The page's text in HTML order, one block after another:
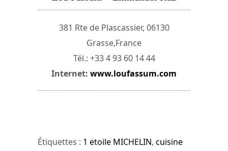
381 Rte de Plascassier, 06130
Grasse,France
Tél.: +33 4 93 60 14 44
Internet: www.loufassum.com
Étiquettes : 1 etoile MICHELIN, cuisine